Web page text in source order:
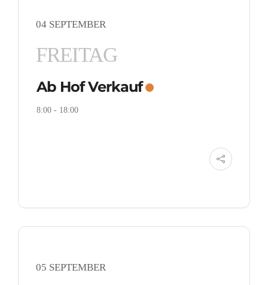
04 SEPTEMBER
FREITAG
Ab Hof Verkauf
8:00- 18:00
05 SEPTEMBER